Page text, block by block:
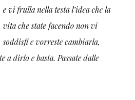
e vi frulla nella testa l’idea che la
vita che state facendo non vi
soddisfi e vorreste cambiarla,
a dirlo e basta. Passate dalle